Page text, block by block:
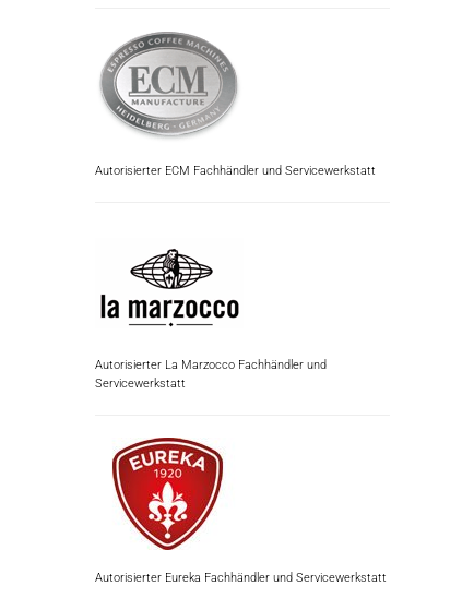
Autorisierter ECM Fachhändler und Servicewerkstatt
Autorisierter La Marzocco Fachhändler und
Servicewerkstatt
Autorisierter Eureka Fachhändler und Servicewerkstatt